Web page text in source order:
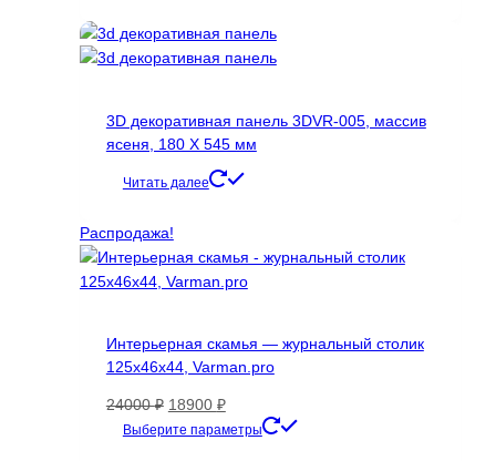
3D декоративная панель 3DVR-005, массив
ясеня, 180 Х 545 мм
Читать далее
Распродажа!
Интерьерная скамья — журнальный столик
125х46х44, Varman.pro
24000₽ Первоначальная
цена
18900 ₽Текущая
цена:
Выберите параметры